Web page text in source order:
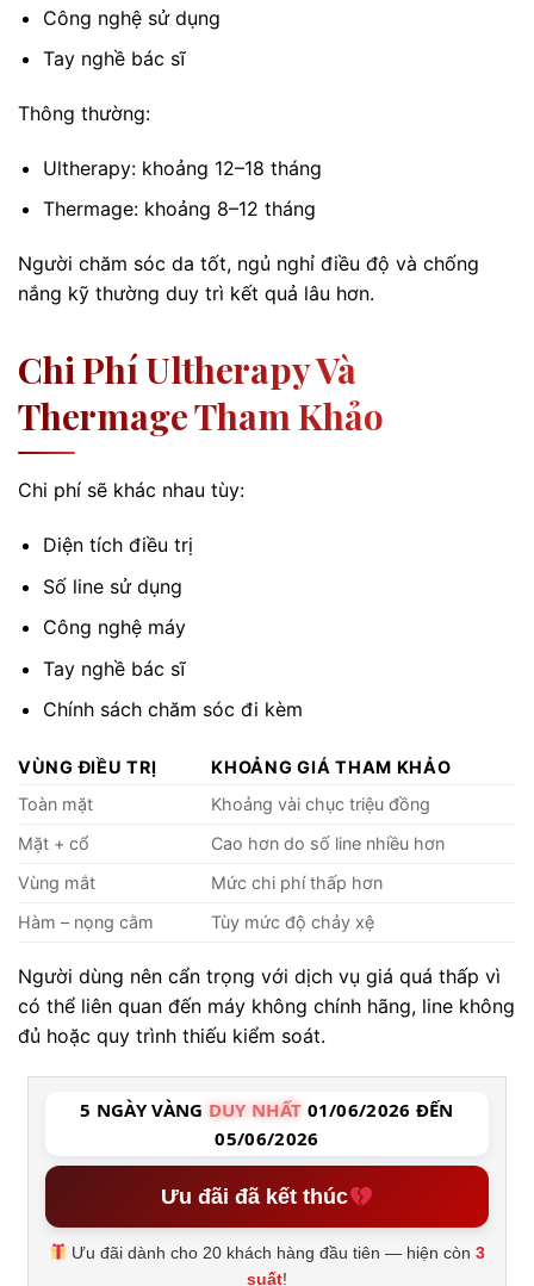
Công nghệ sử dụng
Tay nghề bác sĩ
Thông thường:
Ultherapy: khoảng 12–18 tháng
Thermage: khoảng 8–12 tháng
Người chăm sóc da tốt, ngủ nghỉ điều độ và chống
nắng kỹ thường duy trì kết quả lâu hơn.
Chi Phí Ultherapy Và
Thermage Tham Khảo
Chi phí sẽ khác nhau tùy:
Diện tích điều trị
Số line sử dụng
Công nghệ máy
Tay nghề bác sĩ
Chính sách chăm sóc đi kèm
VÙNG ĐIỀU TRỊ
KHOẢNG GIÁ THAM KHẢO
Toàn mặt
Khoảng vài chục triệu đồng
Mặt + cổ
Cao hơn do số line nhiều hơn
Vùng mắt
Mức chi phí thấp hơn
Hàm – nọng cằm
Tùy mức độ chảy xệ
Người dùng nên cẩn trọng với dịch vụ giá quá thấp vì
có thể liên quan đến máy không chính hãng, line không
đủ hoặc quy trình thiếu kiểm soát.
5 NGÀY VÀNG DUY NHẤT 01/06/2026 ĐẾN
05/06/2026
Ưu đãi đã kết thúc
Ưu đãi dành cho 20 khách hàng đầu tiên — hiện còn3
suất!